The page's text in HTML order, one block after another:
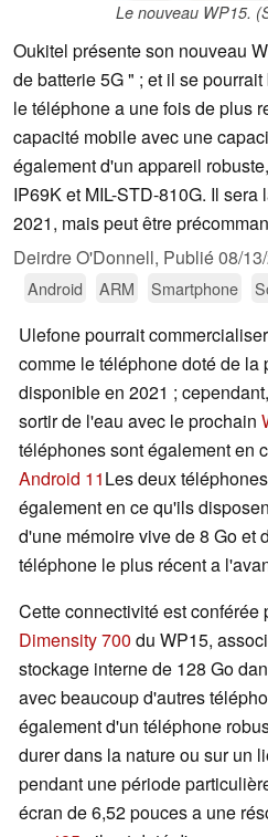
Le nouveau WP15.
Oukitel présente son nouveau
de batterie 5G " ; et il se
le téléphone a une fois de plus
capacité mobile avec une
également d'un appareil
IP69K et MIL-STD-810G. Il
2021, mais peut être
Deirdre O'Donnell, Publié08/
Android
ARM Smartphone
Ulefone pourrait
comme le téléphone doté de la
disponible en 2021 ;
sortir de l'eau avec le prochain
téléphones sont également en
Android 11Les deux
également en ce qu'ils
d'une mémoire vive de 8 Go et
téléphone le plus récent a
Cette connectivité est conférée
Dimensity 700 du WP15,
stockage interne de 128 Go
avec beaucoup d'autres
également d'un téléphone
durer dans la nature ou sur un
pendant une période
écran de 6,52 pouces a une